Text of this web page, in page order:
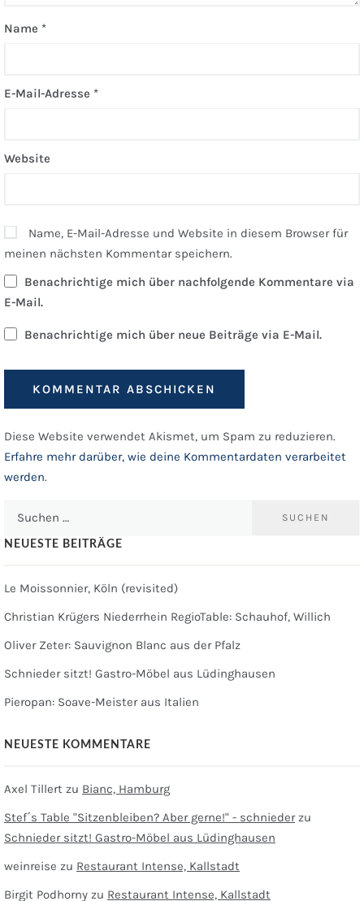
Name *
E-Mail-Adresse *
Website
Name, E-Mail-Adresse und Website in diesem Browser für
meinen nächsten Kommentar speichern.
Benachrichtige mich über nachfolgende Kommentare via
E-Mail.
Benachrichtige mich über neue Beiträge via E-Mail.
Diese Website verwendet Akismet, um Spam zu reduzieren.
Erfahre mehr darüber, wie deine Kommentardaten verarbeitet
werden.
NEUESTE BEITRÄGE
Le Moissonnier, Köln (revisited)
Christian Krügers Niederrhein RegioTable: Schauhof, Willich
Oliver Zeter: Sauvignon Blanc aus der Pfalz
Schnieder sitzt! Gastro-Möbel aus Lüdinghausen
Pieropan: Soave-Meister aus Italien
NEUESTE KOMMENTARE
Axel Tillert zu Bianc, Hamburg
Stef´s Table "Sitzenbleiben? Aber gerne!" - schniederzu
Schnieder sitzt! Gastro-Möbel aus Lüdinghausen
weinreise zu Restaurant Intense, Kallstadt
Birgit Podhorny zu Restaurant Intense, Kallstadt